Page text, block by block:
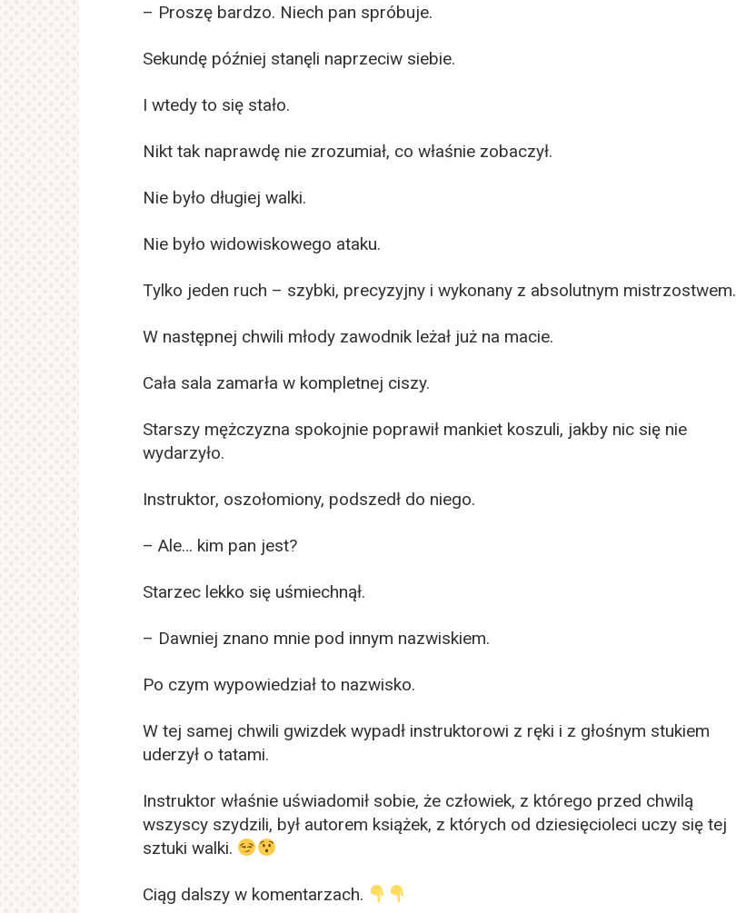
– Proszę bardzo. Niech pan spróbuje.
Sekundę później stanęli naprzeciw siebie.
I wtedy to się stało.
Nikt tak naprawdę nie zrozumiał, co właśnie zobaczył.
Nie było długiej walki.
Nie było widowiskowego ataku.
Tylko jeden ruch – szybki, precyzyjny i wykonany z absolutnym mistrzostwem.
W następnej chwili młody zawodnik leżał już na macie.
Cała sala zamarła w kompletnej ciszy.
Starszy mężczyzna spokojnie poprawił mankiet koszuli, jakby nic się nie
wydarzyło.
Instruktor, oszołomiony, podszedł do niego.
– Ale… kim pan jest?
Starzec lekko się uśmiechnął.
– Dawniej znano mnie pod innym nazwiskiem.
Po czym wypowiedział to nazwisko.
W tej samej chwili gwizdek wypadł instruktorowi z ręki i z głośnym stukiem
uderzył o tatami.
Instruktor właśnie uświadomił sobie, że człowiek, z którego przed chwilą
wszyscy szydzili, był autorem książek, z których od dziesięcioleci uczy się tej
sztuki walki.
Ciąg dalszy w komentarzach.